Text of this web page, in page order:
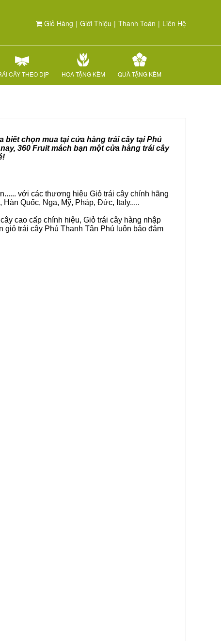
Giỏ Hàng | Giới Thiệu | Thanh Toán | Liên Hệ
CÂY THEO DỊP HOA TẶNG KÈM QUÀ TẶNG KÈM
biết chọn mua tại cửa hàng trái cây tại Phú
360 Fruit mách bạn một cửa hàng trái cây
với các thương hiệu Giỏ trái cây chính hãng
Quốc, Nga, Mỹ, Pháp, Đức, Italy.....
cao cấp chính hiệu, Giỏ trái cây hàng nhập
giỏ trái cây Phú Thanh Tân Phú luôn bảo đảm